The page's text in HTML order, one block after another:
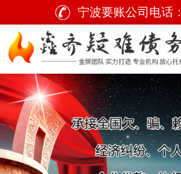
宁波要账公司电话：